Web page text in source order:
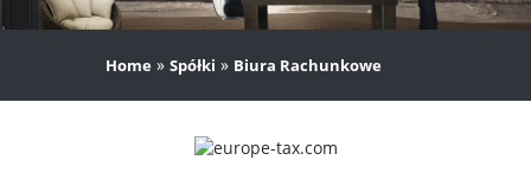
Home » Spółki » Biura Rachunkowe